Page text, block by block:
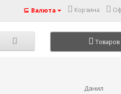
⊆ Валюта Корзина
Товаров
Данил